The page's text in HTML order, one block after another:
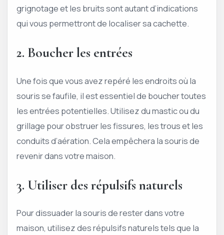
grignotage et les bruits sont autant d’indications
qui vous permettront de localiser sa cachette.
2. Boucher les entrées
Une fois que vous avez repéré les endroits où la
souris se faufile, il est essentiel de boucher toutes
les entrées potentielles. Utilisez du mastic ou du
grillage pour obstruer les fissures, les trous et les
conduits d’aération. Cela empêchera la souris de
revenir dans votre maison.
3. Utiliser des répulsifs naturels
Pour dissuader la souris de rester dans votre
maison, utilisez des répulsifs naturels tels que la